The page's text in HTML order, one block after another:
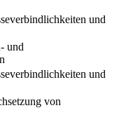
und
und
und
von